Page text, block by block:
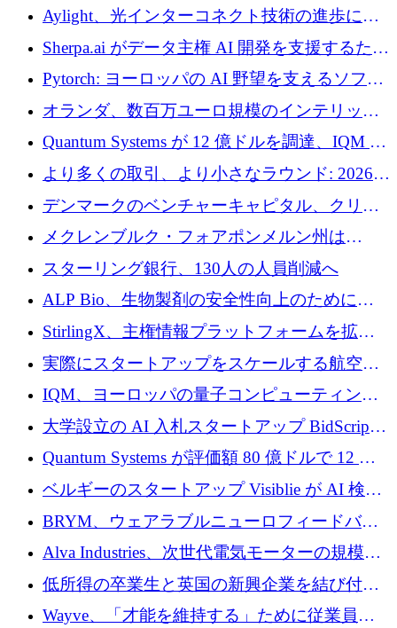
ユーロを寄付
Aylight、光インターコネクト技術の進歩に向
けて450万ユーロのプレシードラウンドを終了
Sherpa.ai がデータ主権 AI 開発を支援するため
に 1,800 万ドルを調達
Pytorch: ヨーロッパの AI 野望を支えるソフト
ウェア層
オランダ、数百万ユーロ規模のインテリック
との提携で軍用ドローンにソフトウェアファ
ースト戦略を採用
Quantum Systems が 12 億ドルを調達、IQM が
米国の主要取引所で初の欧州量子企業とな
る、6 月に欧州のスタートアップ資金調達
より多くの取引、より小さなラウンド: 2026
年 6 月に欧州のスタートアップ資金調達
デンマークのベンチャーキャピタル、クリメ
ンタム・キャピタルが気候変動対策ハードウ
ェア投資として初回クローズで6,000万ユーロ
を確保
メクレンブルク・フォアポンメルン州は
Nextcloud を州全体に展開し、オープンソース
戦略を拡大
スターリング銀行、130人の人員削減へ
ALP Bio、生物製剤の安全性向上のために
Venture Kick から 16 万 1,000 ユーロを調達
StirlingX、主権情報プラットフォームを拡張
するためにシリーズ A で 2,000 万ドルを確保
実際にスタートアップをスケールする航空イ
ノベーション モデルを学ぶ
IQM、ヨーロッパの量子コンピューティング
企業として初めて米国の主要取引所に上場
大学設立の AI 入札スタートアップ BidScript
がプレシード資金総額 100 万ドルを突破
Quantum Systems が評価額 80 億ドルで 12 億
ドルを調達
ベルギーのスタートアップ Visiblie が AI 検索
の可視化のために 50 万ユーロを調達
BRYM、ウェアラブルニューロフィードバッ
クプラットフォームの開発に65万ユーロを確
Alva Industries、次世代電気モーターの規模拡
大に 1,600 万ユーロを調達
低所得の卒業生と英国の新興企業を結び付け
るためにCommon Pathを開始
Wayve、「才能を維持する」ために従業員に